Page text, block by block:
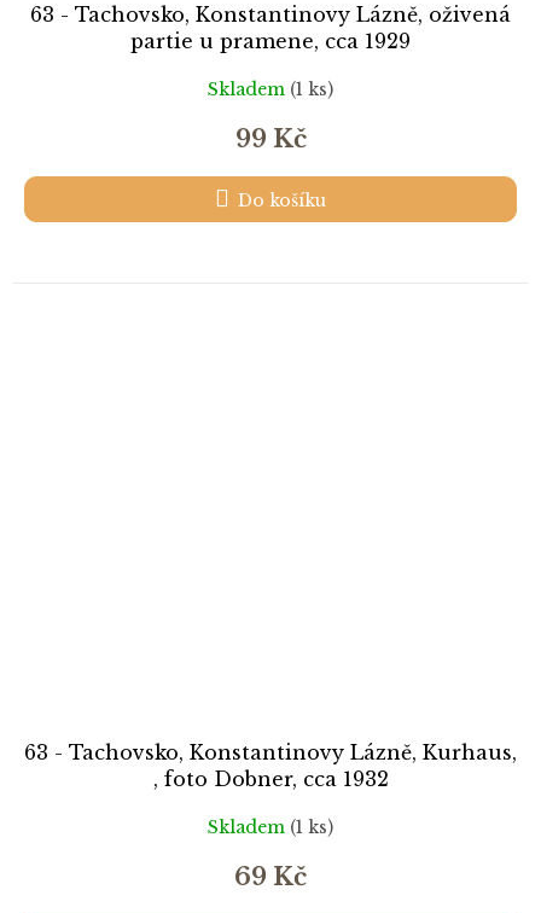
63 - Tachovsko, Konstantinovy Lázně, oživená
partie u pramene, cca 1929
Skladem (1 ks)
99 Kč
Do košíku
63 - Tachovsko, Konstantinovy Lázně, Kurhaus,
, foto Dobner, cca 1932
Skladem (1 ks)
69 Kč